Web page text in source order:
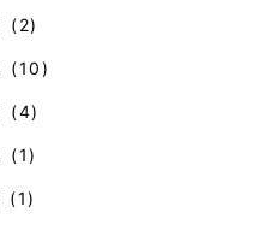
(2)
(10)
(4)
(1)
(1)